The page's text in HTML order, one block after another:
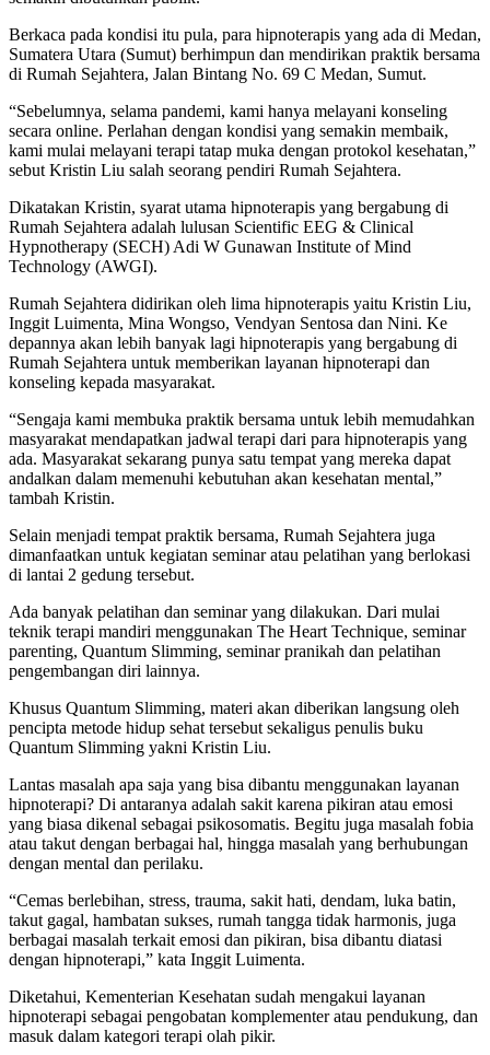
Berkaca pada kondisi itu pula, para hipnoterapis yang ada di Medan,
Sumatera Utara (Sumut) berhimpun dan mendirikan praktik bersama
di Rumah Sejahtera, Jalan Bintang No. 69 C Medan, Sumut.
“Sebelumnya, selama pandemi, kami hanya melayani konseling
secara online. Perlahan dengan kondisi yang semakin membaik,
kami mulai melayani terapi tatap muka dengan protokol kesehatan,”
sebut Kristin Liu salah seorang pendiri Rumah Sejahtera.
Dikatakan Kristin, syarat utama hipnoterapis yang bergabung di
Rumah Sejahtera adalah lulusan Scientific EEG & Clinical
Hypnotherapy (SECH) Adi W Gunawan Institute of Mind
Technology (AWGI).
Rumah Sejahtera didirikan oleh lima hipnoterapis yaitu Kristin Liu,
Inggit Luimenta, Mina Wongso, Vendyan Sentosa dan Nini. Ke
depannya akan lebih banyak lagi hipnoterapis yang bergabung di
Rumah Sejahtera untuk memberikan layanan hipnoterapi dan
konseling kepada masyarakat.
“Sengaja kami membuka praktik bersama untuk lebih memudahkan
masyarakat mendapatkan jadwal terapi dari para hipnoterapis yang
ada. Masyarakat sekarang punya satu tempat yang mereka dapat
andalkan dalam memenuhi kebutuhan akan kesehatan mental,”
tambah Kristin.
Selain menjadi tempat praktik bersama, Rumah Sejahtera juga
dimanfaatkan untuk kegiatan seminar atau pelatihan yang berlokasi
di lantai 2 gedung tersebut.
Ada banyak pelatihan dan seminar yang dilakukan. Dari mulai
teknik terapi mandiri menggunakan The Heart Technique, seminar
parenting, Quantum Slimming, seminar pranikah dan pelatihan
pengembangan diri lainnya.
Khusus Quantum Slimming, materi akan diberikan langsung oleh
pencipta metode hidup sehat tersebut sekaligus penulis buku
Quantum Slimming yakni Kristin Liu.
Lantas masalah apa saja yang bisa dibantu menggunakan layanan
hipnoterapi? Di antaranya adalah sakit karena pikiran atau emosi
yang biasa dikenal sebagai psikosomatis. Begitu juga masalah fobia
atau takut dengan berbagai hal, hingga masalah yang berhubungan
dengan mental dan perilaku.
“Cemas berlebihan, stress, trauma, sakit hati, dendam, luka batin,
takut gagal, hambatan sukses, rumah tangga tidak harmonis, juga
berbagai masalah terkait emosi dan pikiran, bisa dibantu diatasi
dengan hipnoterapi,” kata Inggit Luimenta.
Diketahui, Kementerian Kesehatan sudah mengakui layanan
hipnoterapi sebagai pengobatan komplementer atau pendukung, dan
masuk dalam kategori terapi olah pikir.